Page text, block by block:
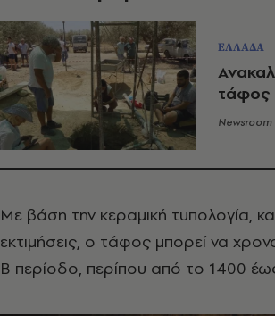
ΕΛΛΑΔΑ
τάφος
Newsroom
Με βάση την κεραμική τυπολογία,
εκτιμήσεις, ο τάφος μπορεί να
Β περίοδο, περίπου από το 1400